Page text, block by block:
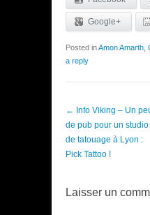
Google+
Posted inAmon Amarth
a reply
Post navigation
← Info Viking – Un
de pub pour un studio
de tatouage à Lyon :
Pick Tattoo !
Laisser un